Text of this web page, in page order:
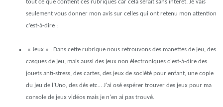
tout ce que contient ces rubriques car cela serait sans intérêt. Je vais
seulement vous donner mon avis sur celles qui ont retenu mon attention
c’est-à-dire :
« Jeux » : Dans cette rubrique nous retrouvons des manettes de jeu, des
casques de jeu, mais aussi des jeux non électroniques c'est-à-dire des
jouets anti-stress, des cartes, des jeux de société pour enfant, une copie
du jeu de l’Uno, des dés etc… J'ai osé espérer trouver des jeux pour ma
console de jeux vidéos mais je n'en ai pas trouvé.